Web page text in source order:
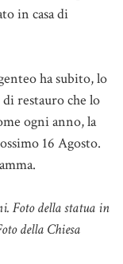
in casa di
ha subito, lo
restauro che lo
ogni anno, la
16 Agosto.
Foto della statua in
della Chiesa